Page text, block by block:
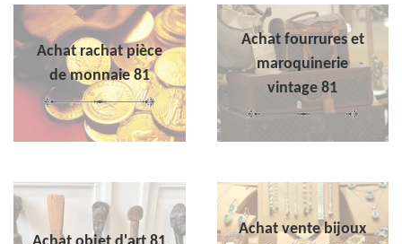
Achat rachat pièce
de monnaie 81
Achat fourrures et
maroquinerie
vintage 81
Achat vente bijoux